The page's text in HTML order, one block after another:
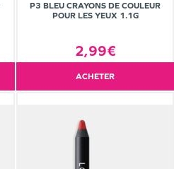
P3 BLEU CRAYONS DE COULEUR
POUR LES YEUX 1.1G
2,99€
ACHETER